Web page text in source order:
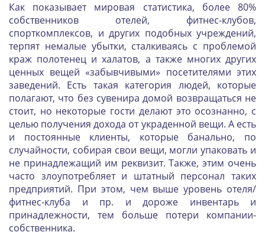
Как показывает мировая статистика, более 80%
собственников отелей, фитнес-клубов,
спорткомплексов, и других подобных учреждений,
терпят немалые убытки, сталкиваясь с проблемой
краж полотенец и халатов, а также многих других
ценных вещей «забывчивыми» посетителями этих
заведений. Есть такая категория людей, которые
полагают, что без сувенира домой возвращаться не
стоит, но некоторые гости делают это осознанно, с
целью получения дохода от украденной вещи. А есть
и постоянные клиенты, которые банально, по
случайности, собирая свои вещи, могли упаковать и
не принадлежащий им реквизит. Также, этим очень
часто злоупотребляет и штатный персонал таких
предприятий. При этом, чем выше уровень отеля/
фитнес-клуба и пр. и дороже инвентарь и
принадлежности, тем больше потери компании-
собственника.